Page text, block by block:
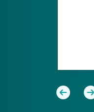
Previa